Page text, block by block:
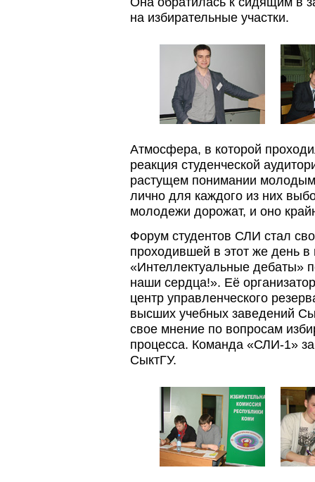
на избирательные участки.
Атмосфера, в которой
реакция студенческой
растущем понимании
лично для каждого из них
молодежи дорожат, и оно
Форум студентов СЛИ стал
проходившей в этот же день в
«Интеллектуальные дебаты»
наши сердца!». Её
центр управленческого
высших учебных заведений
свое мнение по вопросам
процесса. Команда «СЛИ-1»
СыктГУ.